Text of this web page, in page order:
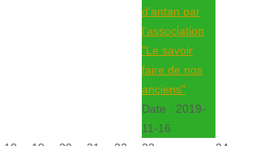
d'antan par
l'association
"Le savoir
faire de nos
anciens"
Date : 2019-
11-16